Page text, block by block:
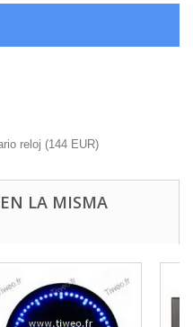
reloj (144 EUR)
LA MISMA